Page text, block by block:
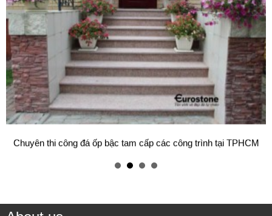
Mẫu bàn ăn mặt đá tự nhiên cao cấp và sang trọng cho gia đình
thân yêu của bạn.